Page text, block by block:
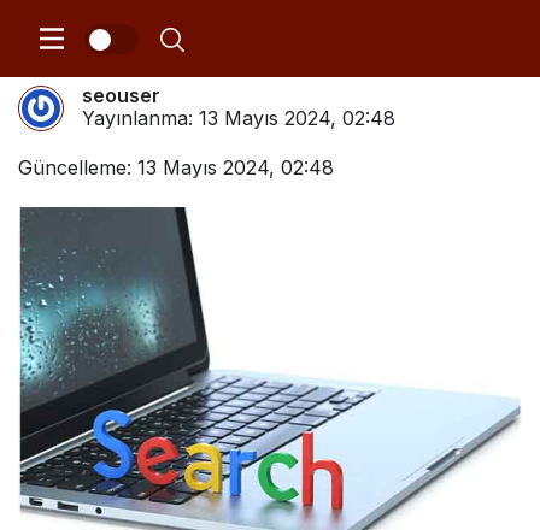
Google ADS Reklam Danışmanlığı
seouser
Yayınlanma: 13 Mayıs 2024, 02:48
Güncelleme: 13 Mayıs 2024, 02:48